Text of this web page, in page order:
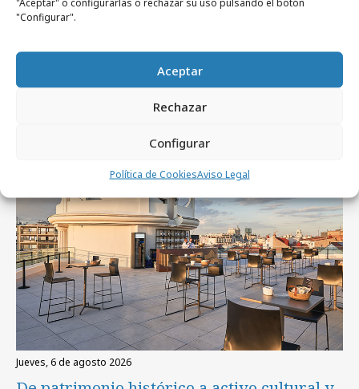
"Configurar".
Aceptar
Rechazar
Configurar
Política de CookiesAviso Legal
Artículos recientes
Empresas y Negocios
jueves, 6 de agosto 2026